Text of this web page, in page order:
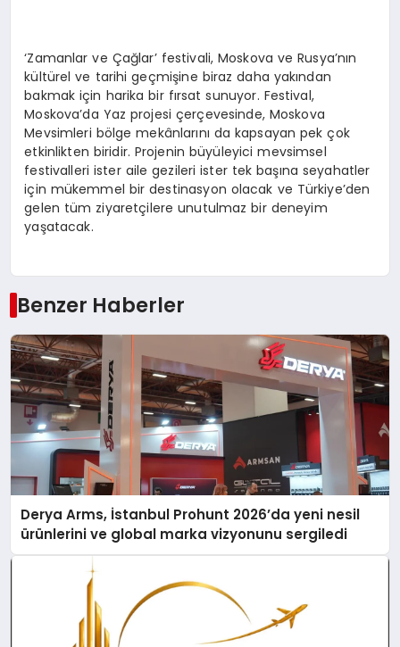
‘Zamanlar ve Çağlar’ festivali, Moskova ve Rusya’nın
kültürel ve tarihi geçmişine biraz daha yakından
bakmak için harika bir fırsat sunuyor. Festival,
Moskova’da Yaz projesi çerçevesinde, Moskova
Mevsimleri bölge mekânlarını da kapsayan pek çok
etkinlikten biridir. Projenin büyüleyici mevsimsel
festivalleri ister aile gezileri ister tek başına seyahatler
için mükemmel bir destinasyon olacak ve Türkiye’den
gelen tüm ziyaretçilere unutulmaz bir deneyim
yaşatacak.
Benzer Haberler
Derya Arms, İstanbul Prohunt 2026’da yeni nesil
ürünlerini ve global marka vizyonunu sergiledi